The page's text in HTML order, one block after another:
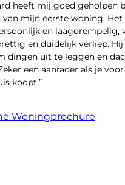
heeft mij goed geholpen
van mijn eerste woning.
en laagdrempelig,
en duidelijk verliep.
dingen uit te leggen en
een aanrader als je
koopt.”
Woningbrochure